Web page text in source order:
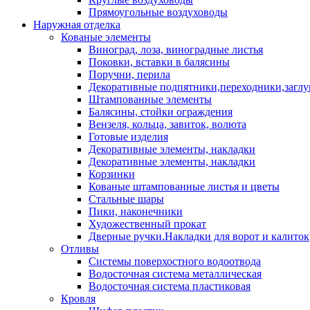
Прямоугольные воздуховоды
Наружная отделка
Кованые элементы
Виноград, лоза, виноградные листья
Поковки, вставки в балясины
Поручни, перила
Декоративные
Штампованные элементы
Балясины, стойки ограждения
Вензеля, кольца, завиток, волюта
Готовые изделия
Декоративные элементы, накладки
Декоративные элементы, накладки
Корзинки
Кованые штампованные листья и цветы
Стальные шары
Пики, наконечники
Художественный прокат
Дверные ручки.Накладки для ворот и калиток
Отливы
Системы поверхостного водоотвода
Водосточная система металлическая
Водосточная система пластиковая
Кровля